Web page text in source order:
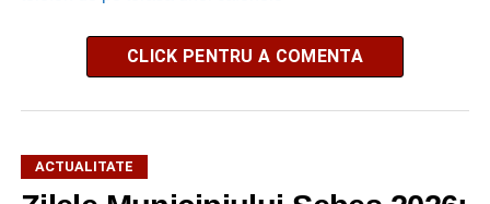
CLICK PENTRU A COMENTA
ACTUALITATE